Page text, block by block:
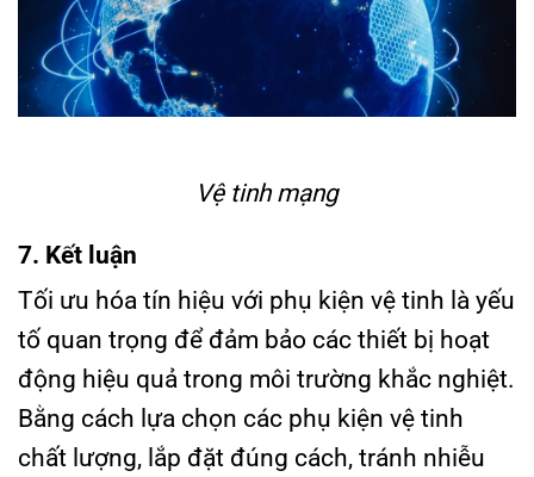
Vệ tinh mạng
7. Kết luận
Tối ưu hóa tín hiệu với phụ kiện vệ tinh là yếu
tố quan trọng để đảm bảo các thiết bị hoạt
động hiệu quả trong môi trường khắc nghiệt.
Bằng cách lựa chọn các phụ kiện vệ tinh
chất lượng, lắp đặt đúng cách, tránh nhiễu